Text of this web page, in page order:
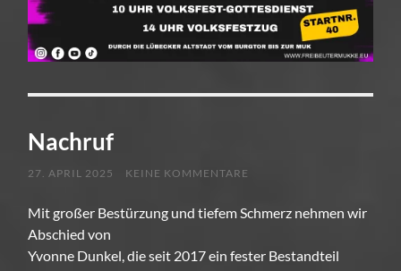
Nachruf
27. APRIL 2025 KEINE KOMMENTARE
Mit großer Bestürzung und tiefem Schmerz nehmen wir
Abschied von
Yvonne Dunkel, die seit 2017 ein fester Bestandteil